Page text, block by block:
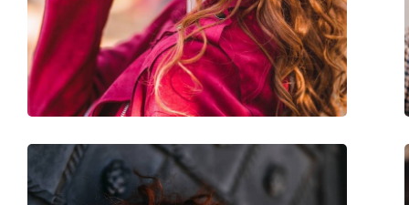
Gewicht:
280 g
Verstellbare Nasenpads:
Nein
Federscharnier:
Nein
Accessories
Reinigungstuch:
Ja
Weiteres